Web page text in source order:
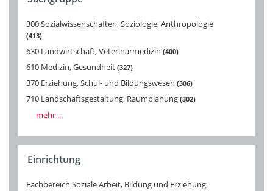
300 Sozialwissenschaften, Soziologie, Anthropologie
413
630 Landwirtschaft, Veterinärmedizin 400
610 Medizin, Gesundheit 327
370 Erziehung, Schul- und Bildungswesen 306
710 Landschaftsgestaltung, Raumplanung 302
mehr ...
Einrichtung
Fachbereich Soziale Arbeit, Bildung und Erziehung